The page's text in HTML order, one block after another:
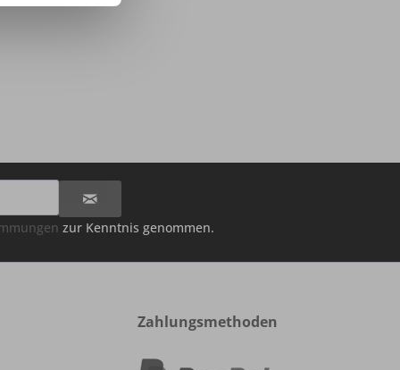
zur Kenntnis genommen.
Zahlungsmethoden